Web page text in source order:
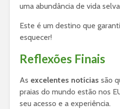
uma abundância de vida
Este é um destino que
esquecer!
Reflexões Finais
As excelentes notícias são
praias do mundo estão nos
seu acesso e a experiência.